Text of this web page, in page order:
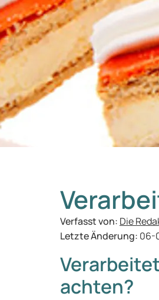
Verfasst von: Die
Letzte Änderung: 06-
achten?